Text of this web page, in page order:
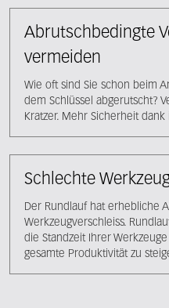
Abrutschbedingte
vermeiden
Wie oft sind Sie schon beim
dem Schlüssel abgerutscht?
Kratzer. Mehr Sicherheit dank
Schlechte
Der Rundlauf hat erhebliche
Werkzeugverschleiss.
die Standzeit Ihrer
gesamte Produktivität zu